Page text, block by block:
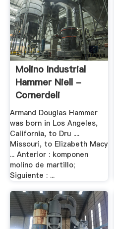
Molino Industrial
Hammer Niell -
Cornerdeli
Armand Douglas Hammer
was born in Los Angeles,
California, to Dru ....
Missouri, to Elizabeth Macy
... Anterior : komponen
molino de martillo;
Siguiente : ...